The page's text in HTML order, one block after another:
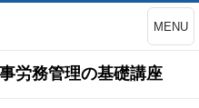
MENU
労務管理の基礎講座